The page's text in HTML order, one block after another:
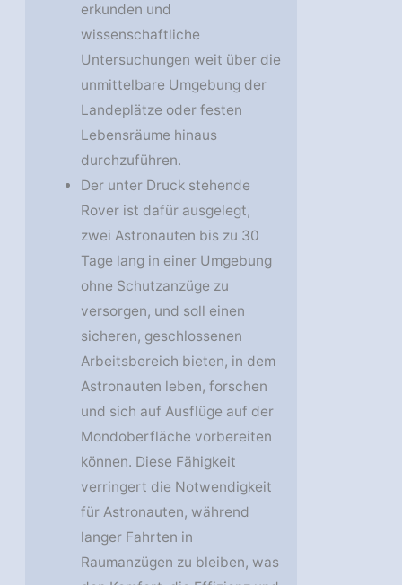
erkunden und
wissenschaftliche
Untersuchungen weit über die
unmittelbare Umgebung der
Landeplätze oder festen
Lebensräume hinaus
durchzuführen.
Der unter Druck stehende
Rover ist dafür ausgelegt,
zwei Astronauten bis zu 30
Tage lang in einer Umgebung
ohne Schutzanzüge zu
versorgen, und soll einen
sicheren, geschlossenen
Arbeitsbereich bieten, in dem
Astronauten leben, forschen
und sich auf Ausflüge auf der
Mondoberfläche vorbereiten
können. Diese Fähigkeit
verringert die Notwendigkeit
für Astronauten, während
langer Fahrten in
Raumanzügen zu bleiben, was